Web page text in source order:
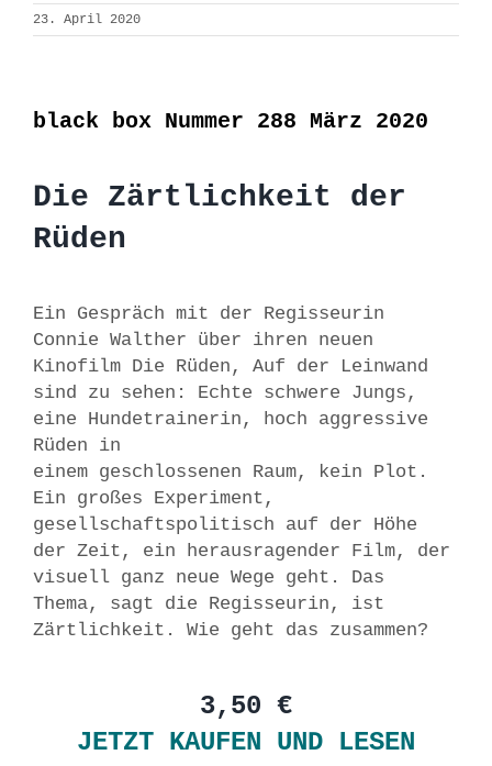
23. April 2020
black box Nummer 288 März 2020
Die Zärtlichkeit der
Rüden
Ein Gespräch mit der Regisseurin
Connie Walther über ihren neuen
Kinofilm Die Rüden, Auf der Leinwand
sind zu sehen: Echte schwere Jungs,
eine Hundetrainerin, hoch aggressive
Rüden in
einem geschlossenen Raum, kein Plot.
Ein großes Experiment,
gesellschaftspolitisch auf der Höhe
der Zeit, ein herausragender Film, der
visuell ganz neue Wege geht. Das
Thema, sagt die Regisseurin, ist
Zärtlichkeit. Wie geht das zusammen?
3,50 €
JETZT KAUFEN UND LESEN